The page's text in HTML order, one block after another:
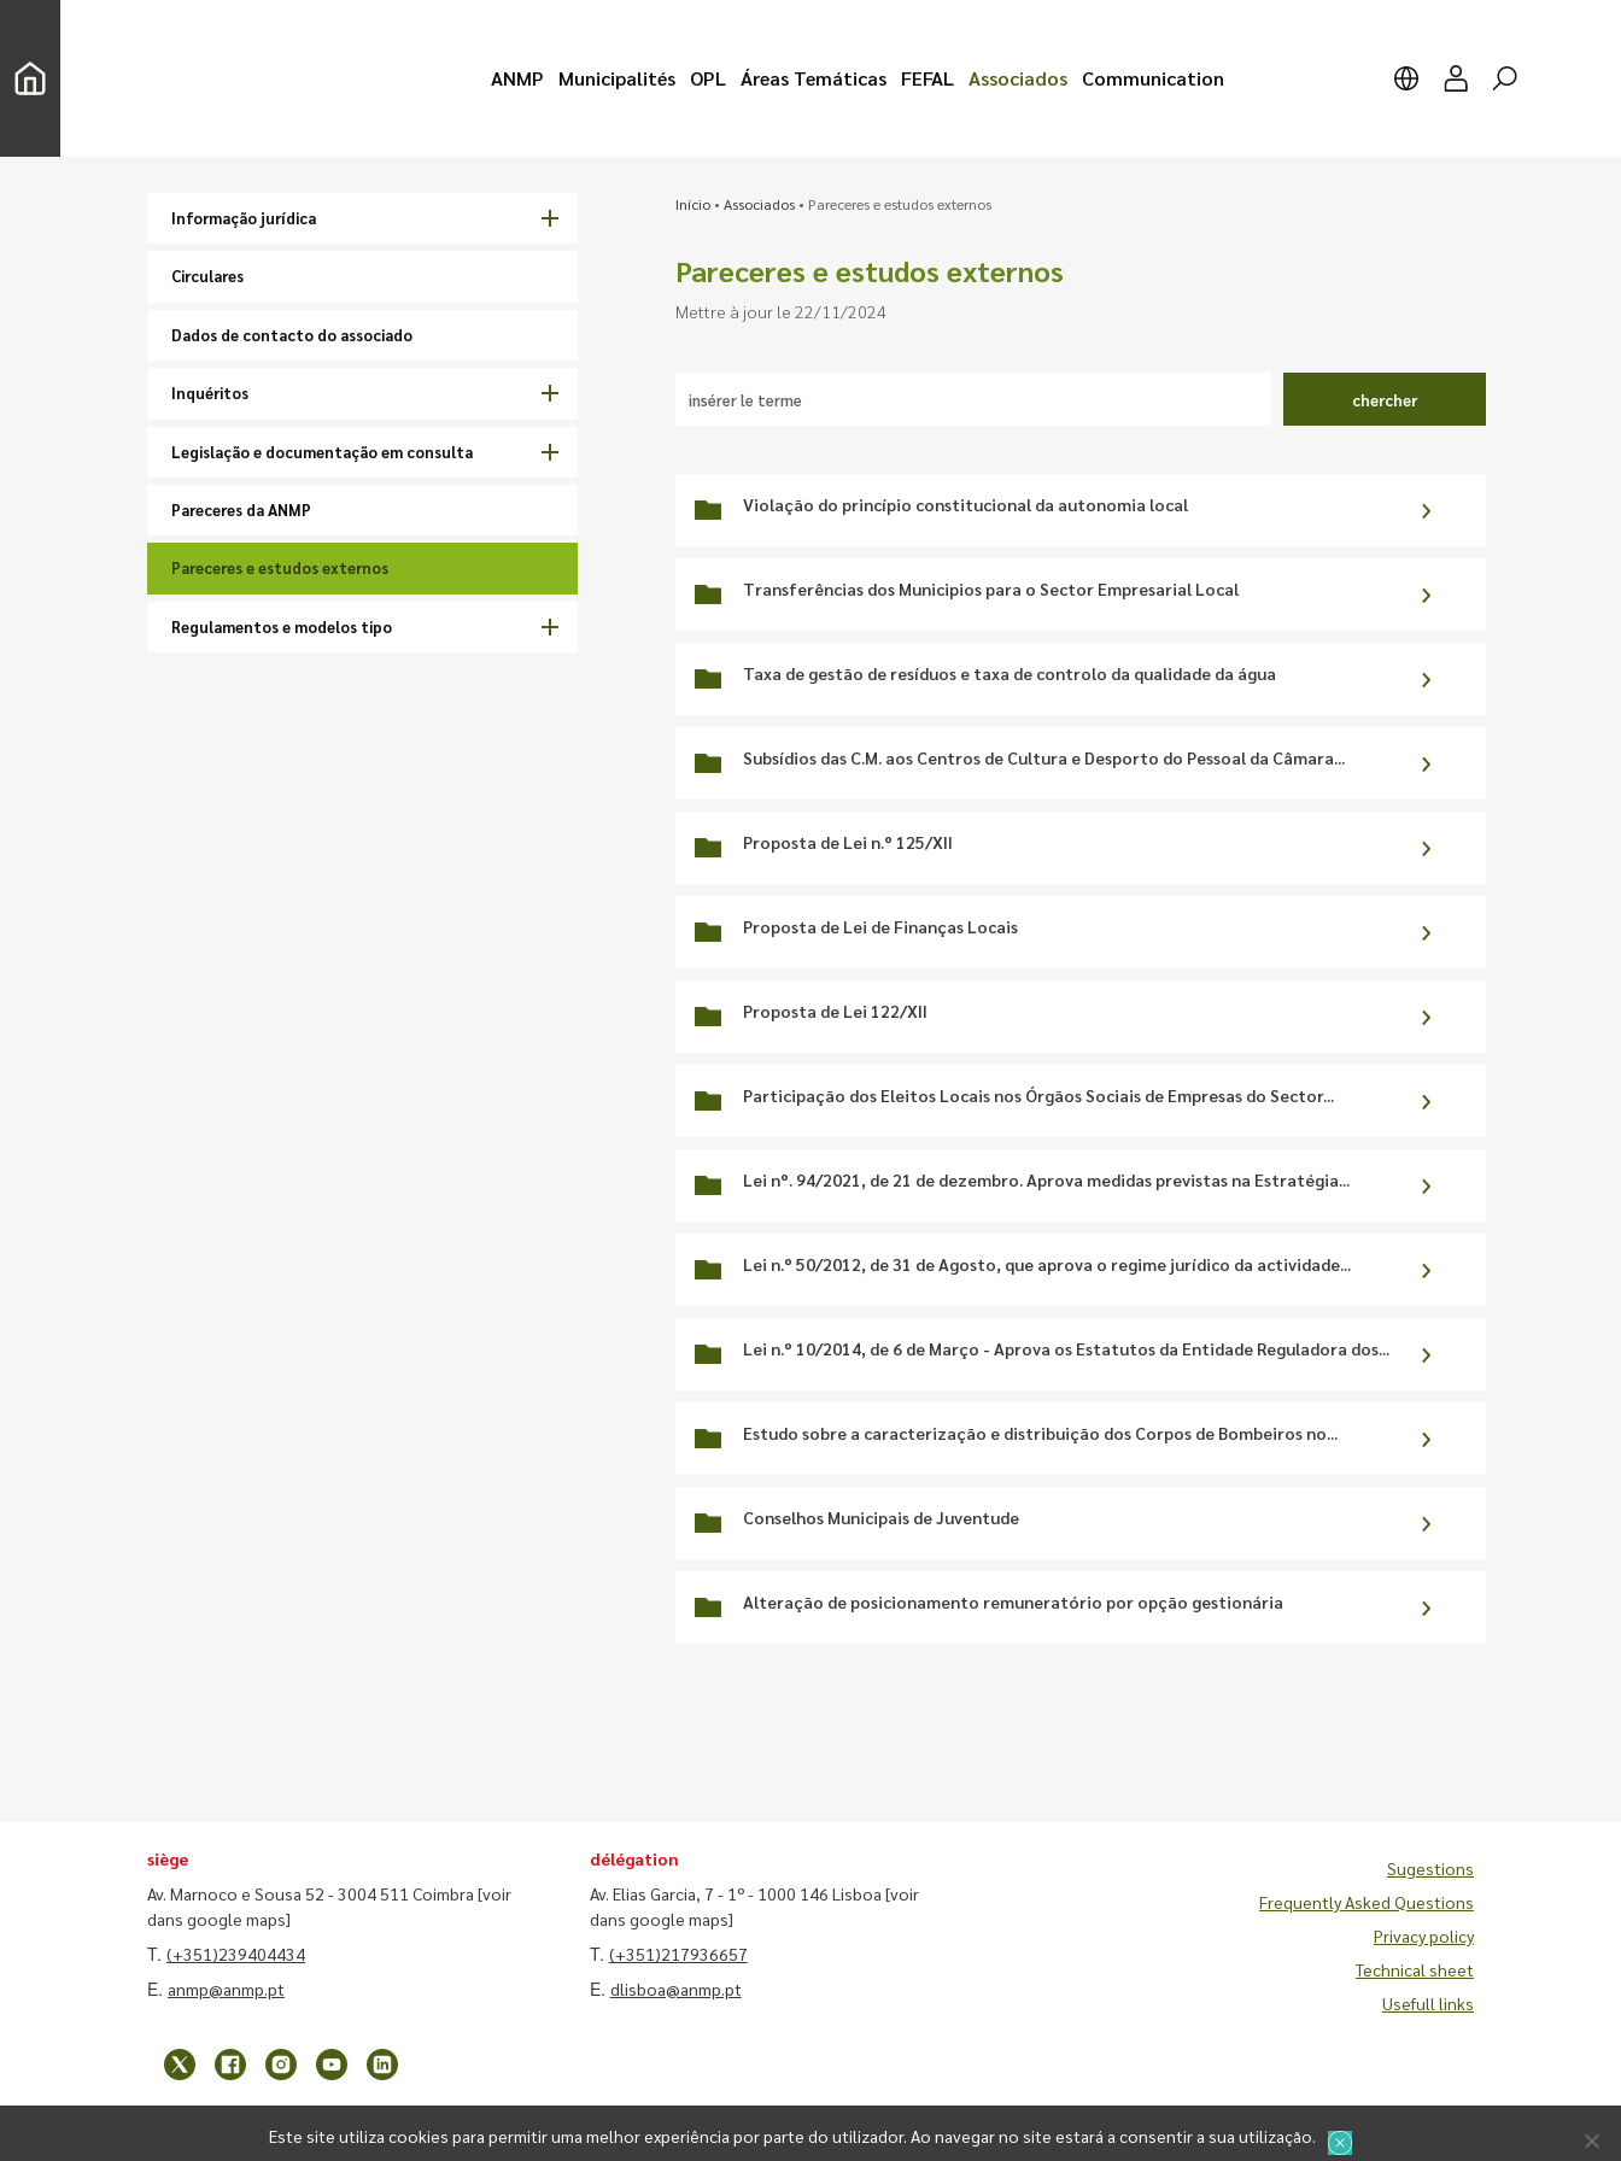
ANMP Municipalités OPL Áreas Temáticas FEFAL Associados Communication
Chercher
Informação jurídica
Circulares
Dados de contacto do associado
Inquéritos
Legislação e documentação em consulta
Pareceres da ANMP
Pareceres e estudos externos
Regulamentos e modelos tipo
Início• Associados• Pareceres e estudos externos
Pareceres e estudos externos
Mettre à jour le 22/11/2024
chercher
Violação do princípio constitucional da autonomia local
Transferências dos Municipios para o Sector Empresarial Local
Taxa de gestão de resíduos e taxa de controlo da qualidade da água
Subsídios das C.M. aos Centros de Cultura e Desporto do Pessoal da Câmara...
Proposta de Lei n.º 125/XII
Proposta de Lei de Finanças Locais
Proposta de Lei 122/XII
Participação dos Eleitos Locais nos Órgãos Sociais de Empresas do Sector...
Lei nº. 94/2021, de 21 de dezembro. Aprova medidas previstas na Estratégia...
Lei n.º 50/2012, de 31 de Agosto, que aprova o regime jurídico da actividade...
Lei n.º 10/2014, de 6 de Março - Aprova os Estatutos da Entidade Reguladora dos...
Estudo sobre a caracterização e distribuição dos Corpos de Bombeiros no...
Conselhos Municipais de Juventude
Alteração de posicionamento remuneratório por opção gestionária
siège
Av. Marnoco e Sousa 52 - 3004 511 Coimbra [voir
dans google maps]
T. (+351)239404434
E. anmp@anmp.pt
délégation
Av. Elias Garcia, 7 - 1º - 1000 146 Lisboa [voir
dans google maps]
T. (+351)217936657
E. dlisboa@anmp.pt
Sugestions
Frequently Asked Questions
Privacy policy
Technical sheet
Usefull links
Este site utiliza cookies para permitir uma melhor experiência por parte do utilizador. Ao navegar no site estará a consentir a sua utilização.